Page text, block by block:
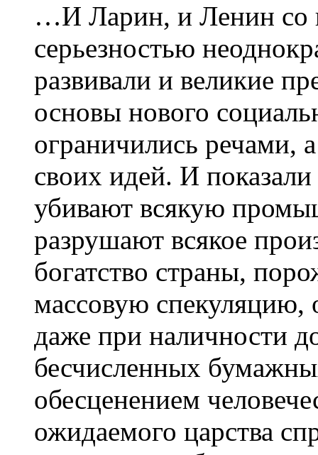
…И Ларин, и Ленин со
серьезностью
развивали и великие
основы нового
ограничились речами,
своих идей. И
убивают всякую
разрушают всякое
богатство страны,
массовую спекуляцию,
даже при наличности
бесчисленных
обесценением
ожидаемого царства